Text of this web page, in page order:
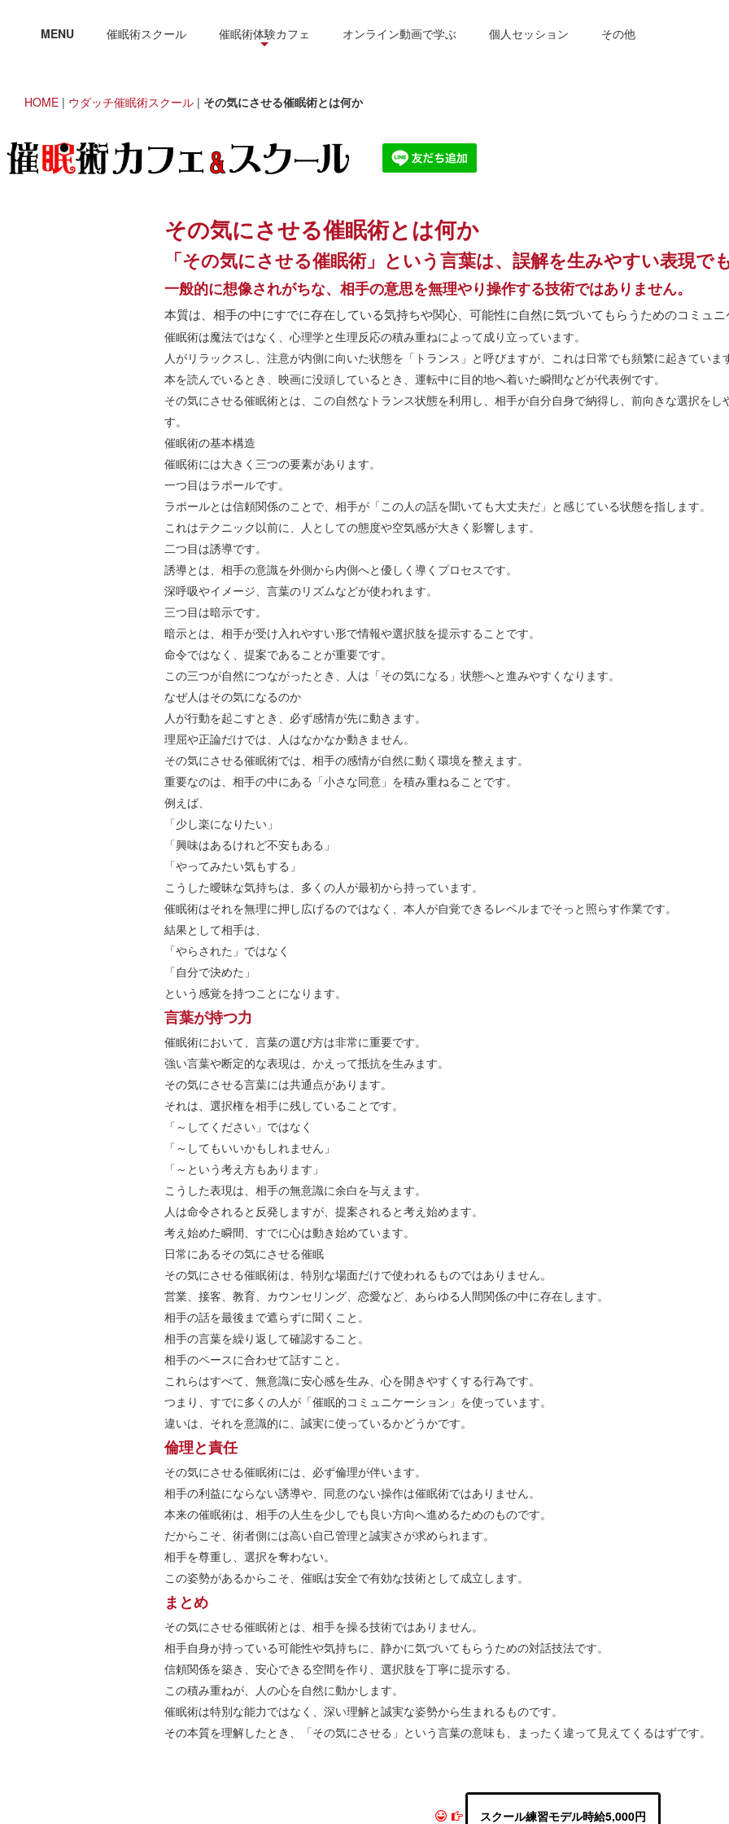
MENU 催眠術スクール 催眠術体験カフェ オンライン動画で学ぶ 個人セッション その他
HOME | ウダッチ催眠術スクール | その気にさせる催眠術とは何か
その気にさせる催眠術とは何か
「その気にさせる催眠術」という言葉は、誤解を生みやすい表現で
一般的に想像されがちな、相手の意思を無理やり操作する技術ではありません。
本質は、相手の中にすでに存在している気持ちや関心、可能性に自然に気づいてもらうためのコミュニ
催眠術は魔法ではなく、心理学と生理反応の積み重ねによって成り立っています。
人がリラックスし、注意が内側に向いた状態を「トランス」と呼びますが、これは日常でも頻繁に起きていま
本を読んでいるとき、映画に没頭しているとき、運転中に目的地へ着いた瞬間などが代表例です。
その気にさせる催眠術とは、この自然なトランス状態を利用し、相手が自分自身で納得し、前向きな選択をし
す。
催眠術の基本構造
催眠術には大きく三つの要素があります。
一つ目はラポールです。
ラポールとは信頼関係のことで、相手が「この人の話を聞いても大丈夫だ」と感じている状態を指します。
これはテクニック以前に、人としての態度や空気感が大きく影響します。
二つ目は誘導です。
誘導とは、相手の意識を外側から内側へと優しく導くプロセスです。
深呼吸やイメージ、言葉のリズムなどが使われます。
三つ目は暗示です。
暗示とは、相手が受け入れやすい形で情報や選択肢を提示することです。
命令ではなく、提案であることが重要です。
この三つが自然につながったとき、人は「その気になる」状態へと進みやすくなります。
なぜ人はその気になるのか
人が行動を起こすとき、必ず感情が先に動きます。
理屈や正論だけでは、人はなかなか動きません。
その気にさせる催眠術では、相手の感情が自然に動く環境を整えます。
重要なのは、相手の中にある「小さな同意」を積み重ねることです。
例えば、
「少し楽になりたい」
「興味はあるけれど不安もある」
「やってみたい気もする」
こうした曖昧な気持ちは、多くの人が最初から持っています。
催眠術はそれを無理に押し広げるのではなく、本人が自覚できるレベルまでそっと照らす作業です。
結果として相手は、
「やらされた」ではなく
「自分で決めた」
という感覚を持つことになります。
言葉が持つ力
催眠術において、言葉の選び方は非常に重要です。
強い言葉や断定的な表現は、かえって抵抗を生みます。
その気にさせる言葉には共通点があります。
それは、選択権を相手に残していることです。
「～してください」ではなく
「～してもいいかもしれません」
「～という考え方もあります」
こうした表現は、相手の無意識に余白を与えます。
人は命令されると反発しますが、提案されると考え始めます。
考え始めた瞬間、すでに心は動き始めています。
日常にあるその気にさせる催眠
その気にさせる催眠術は、特別な場面だけで使われるものではありません。
営業、接客、教育、カウンセリング、恋愛など、あらゆる人間関係の中に存在します。
相手の話を最後まで遮らずに聞くこと。
相手の言葉を繰り返して確認すること。
相手のペースに合わせて話すこと。
これらはすべて、無意識に安心感を生み、心を開きやすくする行為です。
つまり、すでに多くの人が「催眠的コミュニケーション」を使っています。
違いは、それを意識的に、誠実に使っているかどうかです。
倫理と責任
その気にさせる催眠術には、必ず倫理が伴います。
相手の利益にならない誘導や、同意のない操作は催眠術ではありません。
本来の催眠術は、相手の人生を少しでも良い方向へ進めるためのものです。
だからこそ、術者側には高い自己管理と誠実さが求められます。
相手を尊重し、選択を奪わない。
この姿勢があるからこそ、催眠は安全で有効な技術として成立します。
まとめ
その気にさせる催眠術とは、相手を操る技術ではありません。
相手自身が持っている可能性や気持ちに、静かに気づいてもらうための対話技法です。
信頼関係を築き、安心できる空間を作り、選択肢を丁寧に提示する。
この積み重ねが、人の心を自然に動かします。
催眠術は特別な能力ではなく、深い理解と誠実な姿勢から生まれるものです。
その本質を理解したとき、「その気にさせる」という言葉の意味も、まったく違って見えてくるはずです。
スクール練習モデル時給5,000円